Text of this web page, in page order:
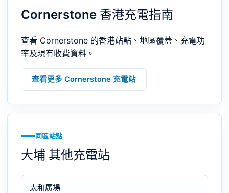
Cornerstone 香港充電指南
查看 Cornerstone 的香港站點、地區覆蓋、充電功
率及現有收費資料。
查看更多 Cornerstone 充電站
同區站點
大埔 其他充電站
太和廣場